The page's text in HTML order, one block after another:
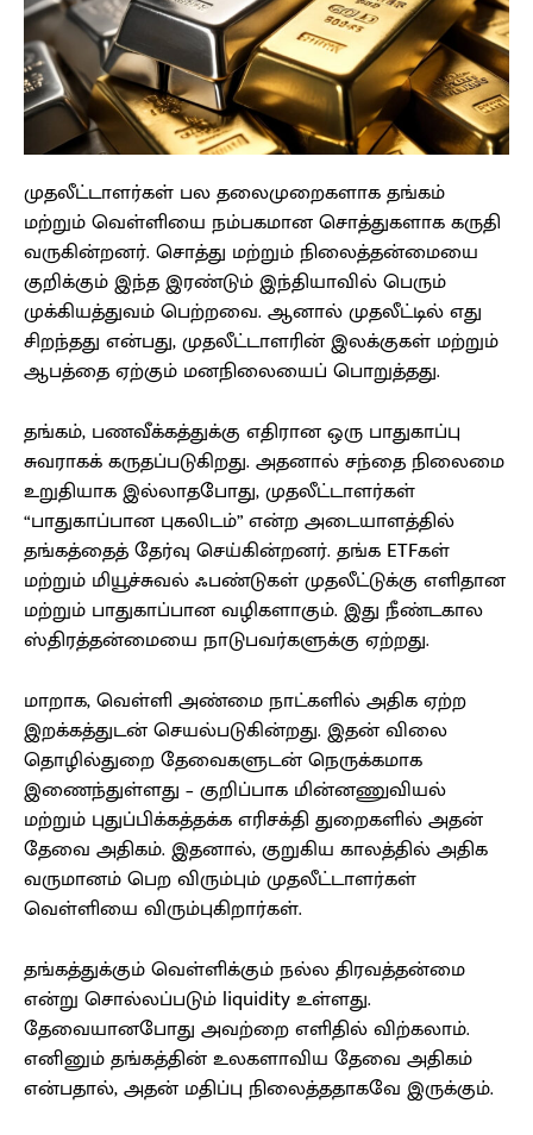
முதலீட்டாளர்கள் பல தலைமுறைகளாக தங்கம்
மற்றும் வெள்ளியை நம்பகமான சொத்துகளாக கருதி
வருகின்றனர். சொத்து மற்றும் நிலைத்தன்மையை
குறிக்கும் இந்த இரண்டும் இந்தியாவில் பெரும்
முக்கியத்துவம் பெற்றவை. ஆனால் முதலீட்டில் எது
சிறந்தது என்பது, முதலீட்டாளரின் இலக்குகள் மற்றும்
ஆபத்தை ஏற்கும் மனநிலையைப் பொறுத்தது.
தங்கம், பணவீக்கத்துக்கு எதிரான ஒரு பாதுகாப்பு
சுவராகக் கருதப்படுகிறது. அதனால் சந்தை நிலைமை
உறுதியாக இல்லாதபோது, முதலீட்டாளர்கள்
“பாதுகாப்பான புகலிடம்” என்ற அடையாளத்தில்
தங்கத்தைத் தேர்வு செய்கின்றனர். தங்க ETFகள்
மற்றும் மியூச்சுவல் ஃபண்டுகள் முதலீட்டுக்கு எளிதான
மற்றும் பாதுகாப்பான வழிகளாகும். இது நீண்டகால
ஸ்திரத்தன்மையை நாடுபவர்களுக்கு ஏற்றது.
மாறாக, வெள்ளி அண்மை நாட்களில் அதிக ஏற்ற
இறக்கத்துடன் செயல்படுகின்றது. இதன் விலை
தொழில்துறை தேவைகளுடன் நெருக்கமாக
இணைந்துள்ளது – குறிப்பாக மின்னணுவியல்
மற்றும் புதுப்பிக்கத்தக்க எரிசக்தி துறைகளில் அதன்
தேவை அதிகம். இதனால், குறுகிய காலத்தில் அதிக
வருமானம் பெற விரும்பும் முதலீட்டாளர்கள்
வெள்ளியை விரும்புகிறார்கள்.
தங்கத்துக்கும் வெள்ளிக்கும் நல்ல திரவத்தன்மை
என்று சொல்லப்படும் liquidity உள்ளது.
தேவையானபோது அவற்றை எளிதில் விற்கலாம்.
எனினும் தங்கத்தின் உலகளாவிய தேவை அதிகம்
என்பதால், அதன் மதிப்பு நிலைத்ததாகவே இருக்கும்.